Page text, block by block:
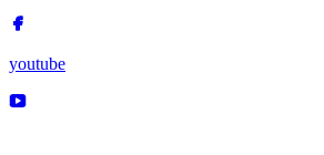
youtube